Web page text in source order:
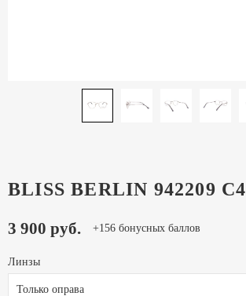
BLISS BERLIN 942209 C4
3 900 руб. +156 бонусных баллов
Линзы
Только оправа